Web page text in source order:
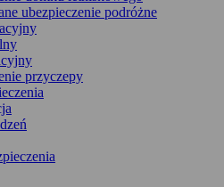
ubezpieczenie podróżne
przyczepy